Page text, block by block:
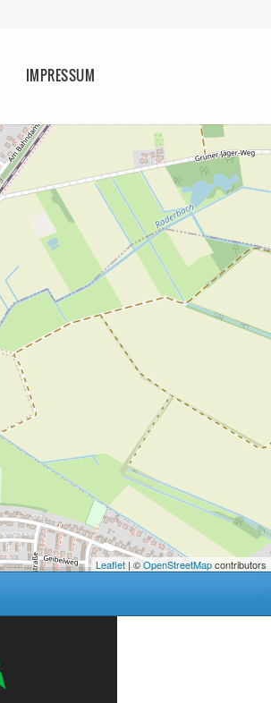
IMPRESSUM
Leaflet| ©OpenStreetMapcontributors